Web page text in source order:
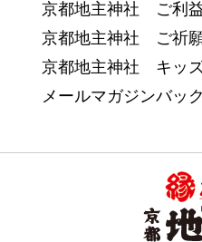
京都地主神社 ご利
京都地主神社 ご祈
京都地主神社 キッ
メールマガジンバッ